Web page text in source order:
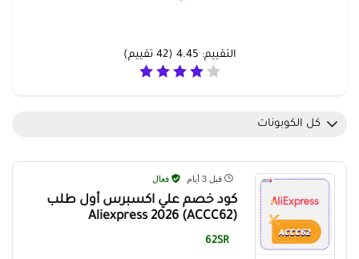
التقييم: 4.45
(
42 تقييم)
كل الكوبونات
قبل 3 أيام فعال
كود خصم علي اكسبرس أول طلب
(ACCC62) Aliexpress 2026
62SR